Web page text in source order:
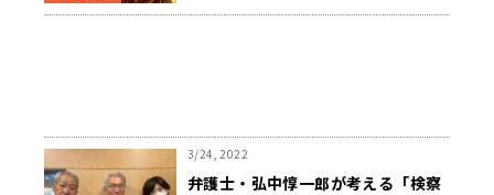
3/24, 2022
弁護士・弘中惇一郎が考える「検察